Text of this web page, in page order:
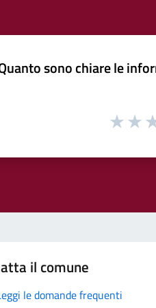
sono chiare le
il comune
le domande frequenti